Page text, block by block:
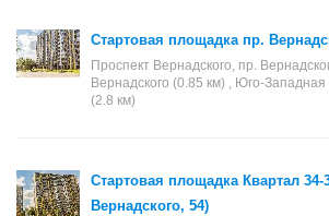
Стартовая площадка пр.
Проспект Вернадского, пр.
Вернадского (0.85 км) , Юго-
(2.8 км)
Стартовая площадка Квартал 34-
Вернадского, 54)